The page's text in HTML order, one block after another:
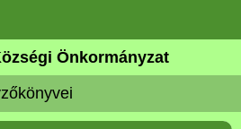
Önkormányzat